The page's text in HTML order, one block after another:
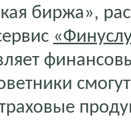
биржа»,